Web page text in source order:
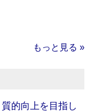
もっと見る »
質的向上を目指し